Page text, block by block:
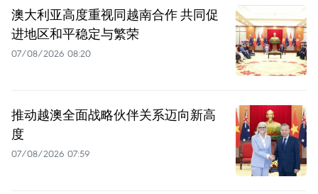
澳大利亚高度重视同越南合作 共同促
进地区和平稳定与繁荣
07/08/2026 08:20
推动越澳全面战略伙伴关系迈向新高
度
07/08/2026 07:59